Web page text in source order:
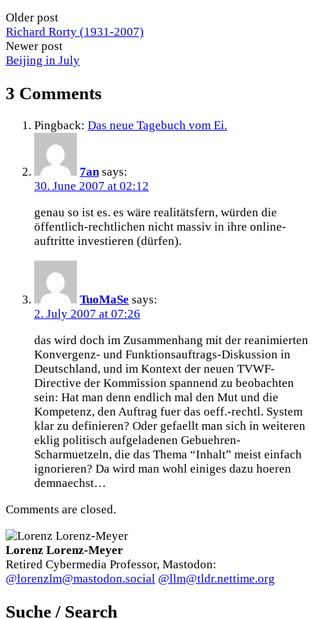
Older post
Richard Rorty (1931-2007)
Newer post
Beijing in July
3 Comments
Pingback: Das neue Tagebuch vom Ei.
7an says:
30. June 2007 at 02:12
genau so ist es. es wäre realitätsfern, würden die
öffentlich-rechtlichen nicht massiv in ihre online-
auftritte investieren (dürfen).
TuoMaSe says:
2. July 2007 at 07:26
das wird doch im Zusammenhang mit der reanimierten
Konvergenz- und Funktionsauftrags-Diskussion in
Deutschland, und im Kontext der neuen TVWF-
Directive der Kommission spannend zu beobachten
sein: Hat man denn endlich mal den Mut und die
Kompetenz, den Auftrag fuer das oeff.-rechtl. System
klar zu definieren? Oder gefaellt man sich in weiteren
eklig politisch aufgeladenen Gebuehren-
Scharmuetzeln, die das Thema “Inhalt” meist einfach
ignorieren? Da wird man wohl einiges dazu hoeren
demnaechst…
Comments are closed.
Lorenz Lorenz-Meyer
Retired Cybermedia Professor, Mastodon:
@lorenzlm@mastodon.social @llm@tldr.nettime.org
Suche / Search